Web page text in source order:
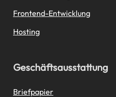
Frontend-Entwicklung
Hosting
Geschäftsausstattung
Briefpapier